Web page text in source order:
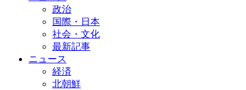
政治
国際・日本
社会・文化
最新記事
ニュース
経済
北朝鮮